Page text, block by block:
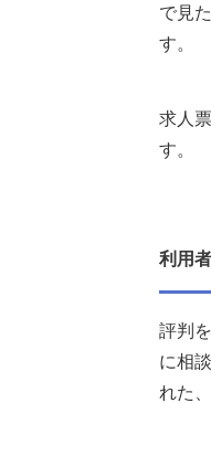
で見
す。
求人
す。
利用
評判
に相
れた